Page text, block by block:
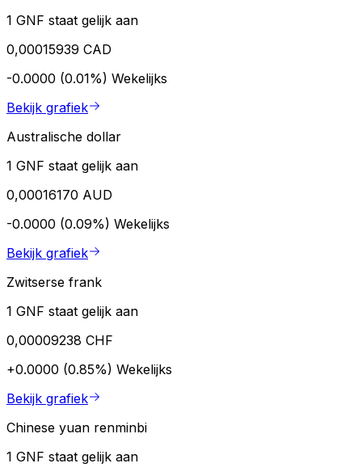
1 GNF staat gelijk aan
0,00015939 CAD
-0.0000 (0.01%) Wekelijks
Bekijk grafiek
Australische dollar
1 GNF staat gelijk aan
0,00016170 AUD
-0.0000 (0.09%) Wekelijks
Bekijk grafiek
Zwitserse frank
1 GNF staat gelijk aan
0,00009238 CHF
+0.0000 (0.85%) Wekelijks
Bekijk grafiek
Chinese yuan renminbi
1 GNF staat gelijk aan